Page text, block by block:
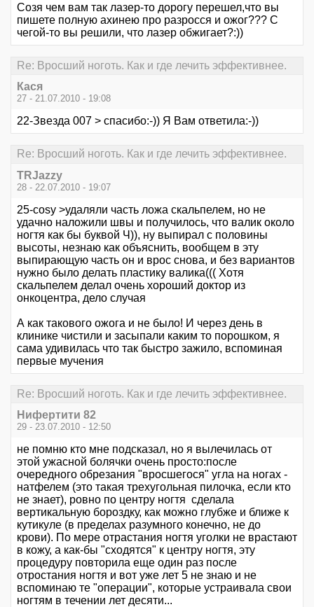
Coзя чем вам так лазер-то дорогу перешел,что вы
пишете полную ахинею про разросся и ожог??? С
чегой-то вы решили, что лазер обжигает?:))
Re: Вросший ноготь. Как и где лечить эффективнее.
Кася
27 - 21.07.2010 - 19:08
22-Звезда 007 > спасибо:-)) Я Вам ответила:-))
Re: Вросший ноготь. Как и где лечить эффективнее.
TRJazzy
28 - 22.07.2010 - 19:07
25-cosy >удаляли часть ложа скальпелем, но не
удачно наложили швы и получилось, что валик около
ногтя как бы буквой Ч)), ну выпирал с половины
высоты, незнаю как объяснить, вообщем в эту
выпирающую часть он и врос снова, и без вариантов
нужно было делать пластику валика((( Хотя
скальпелем делал очень хороший доктор из
онкоцентра, дело случая
А как такового ожога и не было! И через день в
клинике чистили и засыпали каким то порошком, я
сама удивилась что так быстро зажило, вспоминая
первые мучения
Re: Вросший ноготь. Как и где лечить эффективнее.
Нифертити 82
29 - 23.07.2010 - 12:50
не помню кто мне подсказал, но я вылечилась от
этой ужасной болячки очень просто:после
очередного обрезания "вросшегося" угла на ногах -
натфелем (это такая трехугольная пилочка, если кто
не знает), ровно по центру ногтя сделала
вертикальную бороздку, как можно глубже и ближе к
кутикуле (в пределах разумного конечно, не до
крови). По мере отрастания ногтя уголки не врастают
в кожу, а как-бы "сходятся" к центру ногтя, эту
процедуру повторила еще один раз после
отростания ногтя и вот уже лет 5 не знаю и не
вспоминаю те "операции", которые устраивала свои
ногтям в течении лет десяти...